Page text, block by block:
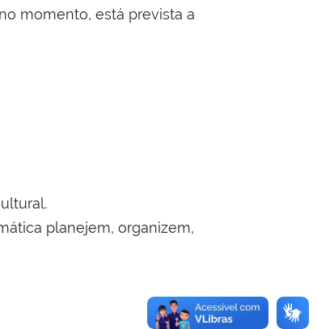
momento, está prevista a
planejem, organizem,